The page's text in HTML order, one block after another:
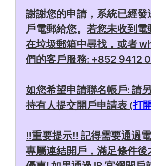
謝謝您的申請，系統已經發
戶電郵給您。 若您未收到電
在垃圾郵箱中尋找，或者
們的客戶服務: +852 9412
如您希望申請聯名帳戶: 請
持有人提交開戶申請表 (打
‼️重要提示‼️ 記得需要通過
專屬連結開戶，滿足條件後